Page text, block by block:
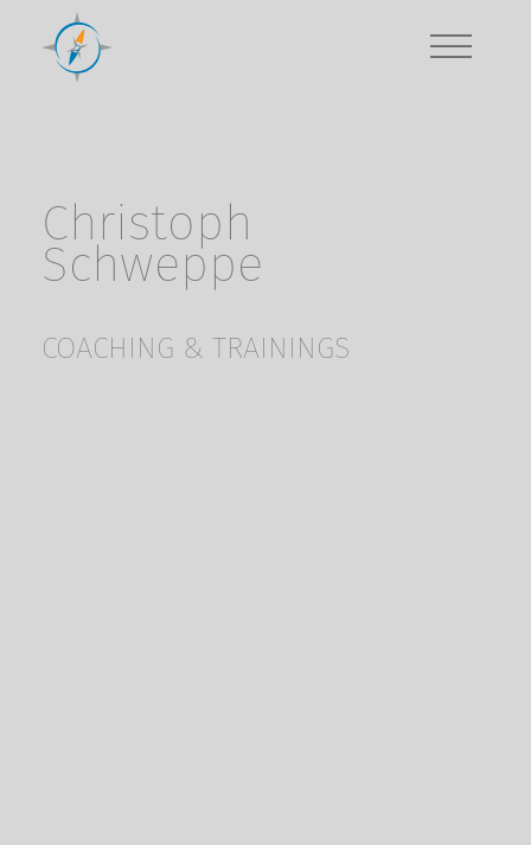
Christoph
Schweppe
COACHING & TRAININGS